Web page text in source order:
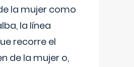
la mujer como
la línea
recorre el
de la mujer o,